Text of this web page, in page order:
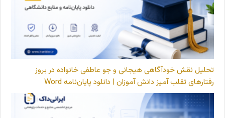
تحلیل نقش خودآگاهی هیجانی و جو عاطفی خانواده در بروز
رفتارهای تقلب‌ آمیز دانش‌ آموزان | دانلود پایان‌نامه Word